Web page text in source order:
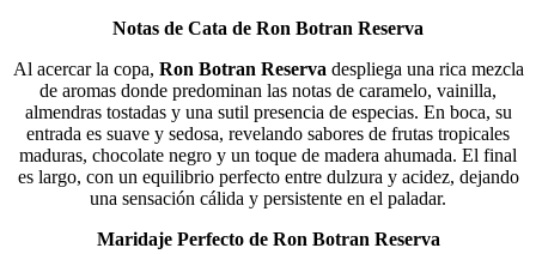
Notas de Cata de Ron Botran Reserva
Al acercar la copa, Ron Botran Reserva despliega una rica mezcla
de aromas donde predominan las notas de caramelo, vainilla,
almendras tostadas y una sutil presencia de especias. En boca, su
entrada es suave y sedosa, revelando sabores de frutas tropicales
maduras, chocolate negro y un toque de madera ahumada. El final
es largo, con un equilibrio perfecto entre dulzura y acidez, dejando
una sensación cálida y persistente en el paladar.
Maridaje Perfecto de Ron Botran Reserva